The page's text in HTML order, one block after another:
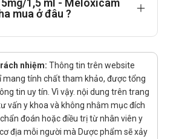
Meloxicam có thể giảm hiệu quả của
biệt ở bệnh nhân mất nước.
Meloxicam có thể giảm hiệu quả của
men chuyển, thuốc ức chế alpha-
giãn mạch.
hợp với meloxicam có thể giảm hấp
meloxicam.
1,5 ml - Meloxicam
mua ở đâu ?
nhiệm: Thông tin trên website
tính chất tham khảo, được tổng
tin uy tín. Vì vậy. nội dung trên trang
vấn y khoa và không nhằm mục đích
đoán hoặc điều trị từ nhân viên y
địa mỗi người mà Dược phẩm sẽ xảy